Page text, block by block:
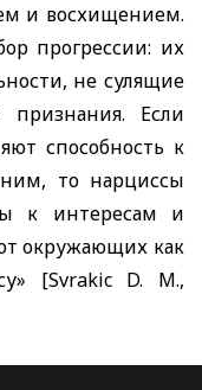
и восхищением.
прогрессии: их
не сулящие
Если
способность к
то нарциссы
к интересам и
окружающих как
[Svrakic D. M.,